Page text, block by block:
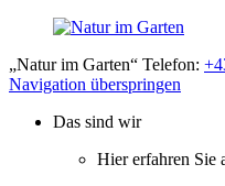
„Natur im Garten“ Telefon:
Navigation überspringen
Das sind wir
Hier erfahren Sie